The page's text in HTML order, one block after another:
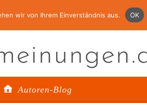
Autoren-Blog
wir von Ihrem Einverständnis aus. OK